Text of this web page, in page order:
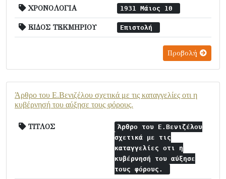
ΧΡΟΝΟΛΟΓΙΑ 1931 Μάιος 10
ΕΙΔΟΣ ΤΕΚΜΗΡΙΟΥ Επιστολή
Προβολή
Άρθρο του Ε.Βενιζέλου σχετικά με τις καταγγελίες οτι η
κυβέρνησή του αύξησε τους φόρους.
ΤΙΤΛΟΣ
Άρθρο του Ε.Βενιζέλου
σχετικά με τις
καταγγελίες οτι η
κυβέρνησή του αύξησε
τους φόρους.